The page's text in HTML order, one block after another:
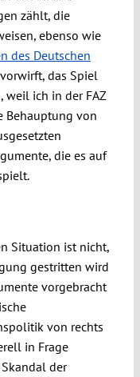
zählt, die
ebenso wie
des Deutschen
das Spiel
weil ich in der FAZ
Behauptung von
die es auf
Situation ist nicht,
gestritten wird
vorgebracht
von rechts
in Frage
der